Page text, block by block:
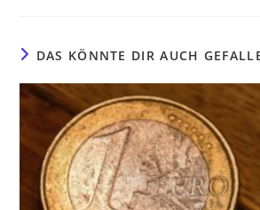
DAS KÖNNTE DIR AUCH